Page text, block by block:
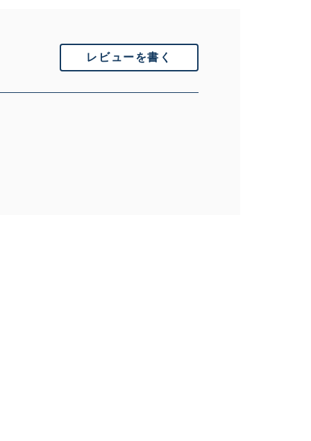
せん。 状態は写真にてご
レビューを書く